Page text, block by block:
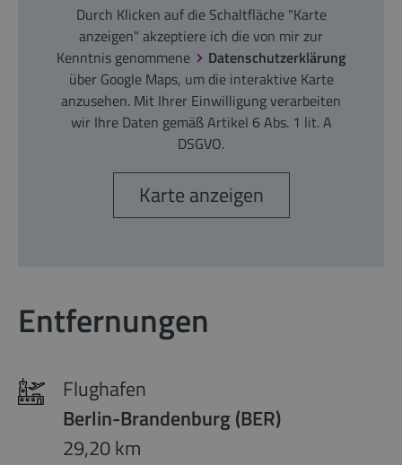
Durch Klicken auf die Schaltfläche "Karte
anzeigen" akzeptiere ich die von mir zur
Kenntnis genommene
Datenschutzerklärung
über Google Maps, um die interaktive Karte
anzusehen. Mit Ihrer Einwilligung verarbeiten
wir Ihre Daten gemäß Artikel 6 Abs. 1 lit. A
DSGVO.
Karte anzeigen
Entfernungen
Flughafen
Berlin-Brandenburg (BER)
29,20 km